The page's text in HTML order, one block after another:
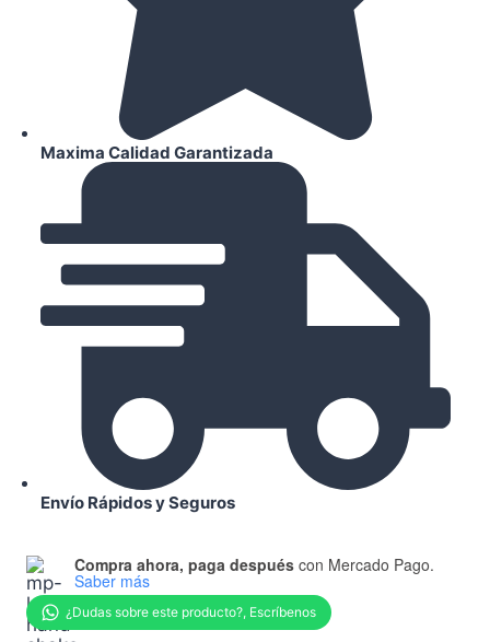
Maxima Calidad Garantizada
Envío Rápidos y Seguros
Compra ahora, paga después con Mercado Pago.
Saber más